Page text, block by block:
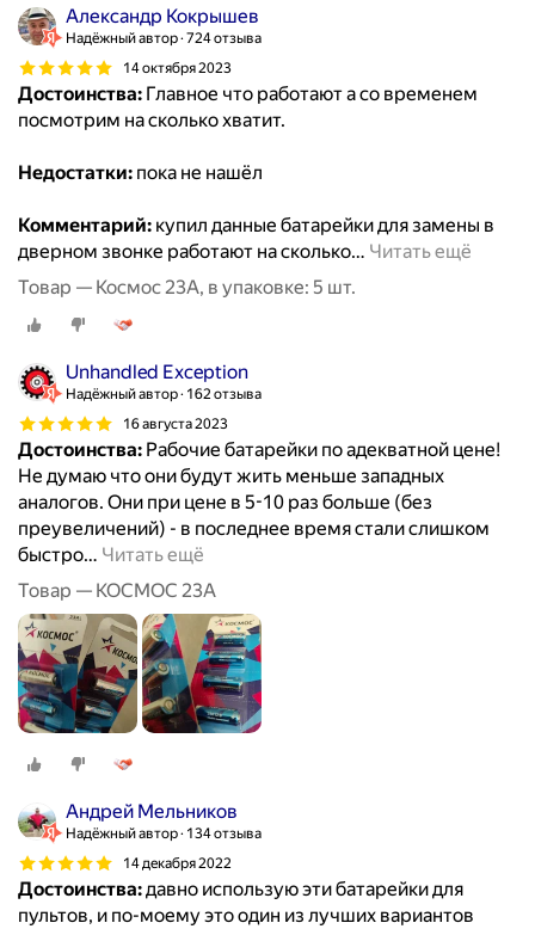
Александр Кокрышев
Надёжный автор 724 отзыва
14 октября 2023
Достоинства: Главное что работают а со временем
посмотрим на сколько хватит.
Недостатки: пока не нашёл
Комментарий: купил данные батарейки для замены в
дверном звонке работают на сколько… Читать ещё
Товар — Космос 23А, в упаковке: 5 шт.
Unhandled Exception
Надёжный автор 162 отзыва
16 августа 2023
Достоинства: Рабочие батарейки по адекватной цене!
Не думаю что они будут жить меньше западных
аналогов. Они при цене в 5-10 раз больше (без
преувеличений) - в последнее время стали слишком
быстро… Читать ещё
Товар — КОСМОС 23А
Андрей Мельников
Надёжный автор 134 отзыва
14 декабря 2022
Достоинства:давно использую эти батарейки для
пультов, и по-моему это один из лучших вариантов